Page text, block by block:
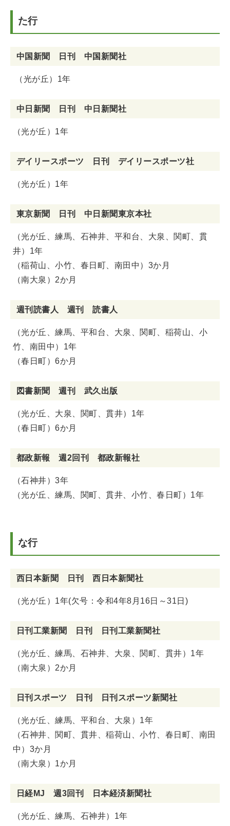
た行
中国新聞 日刊 中国新聞社
（光が丘）1年
中日新聞 日刊 中日新聞社
（光が丘）1年
デイリースポーツ 日刊 デイリースポーツ社
（光が丘）1年
東京新聞 日刊 中日新聞東京本社
（光が丘、練馬、石神井、平和台、大泉、関町、貫
井）1年
（稲荷山、小竹、春日町、南田中）3か月
（南大泉）2か月
週刊読書人 週刊 読書人
（光が丘、練馬、平和台、大泉、関町、稲荷山、小
竹、南田中）1年
（春日町）6か月
図書新聞 週刊 武久出版
（光が丘、大泉、関町、貫井）1年
（春日町）6か月
都政新報 週2回刊 都政新報社
（石神井）3年
（光が丘、練馬、関町、貫井、小竹、春日町）1年
な行
西日本新聞 日刊 西日本新聞社
（光が丘）1年(欠号：令和4年8月16日～31日)
日刊工業新聞 日刊 日刊工業新聞社
（光が丘、練馬、石神井、大泉、関町、貫井）1年
（南大泉）2か月
日刊スポーツ 日刊 日刊スポーツ新聞社
（光が丘、練馬、平和台、大泉）1年
（石神井、関町、貫井、稲荷山、小竹、春日町、南田
中）3か月
（南大泉）1か月
日経MJ 週3回刊 日本経済新聞社
（光が丘、練馬、石神井）1年